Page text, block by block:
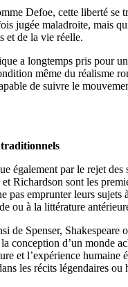
Defoe, cette liberté se
jugée maladroite, mais
et de la vie réelle.
a longtemps pris pour
même du réalisme
de suivre le
également par le rejet des
Richardson sont les
pas emprunter leurs sujets
ou à la littérature
de Spenser, Shakespeare
conception d’un monde
et l’expérience humaine
les récits légendaires ou